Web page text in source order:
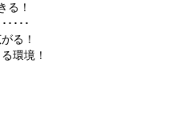
る！
････
る！
環境！